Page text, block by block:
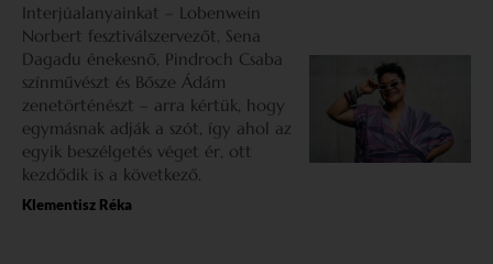
Interjúalanyainkat – Lobenwein
Norbert fesztiválszervezőt, Sena
Dagadu énekesnő, Pindroch Csaba
színművészt és Bősze Ádám
zenetörténészt – arra kértük, hogy
egymásnak adják a szót, így ahol az
egyik beszélgetés véget ér, ott
kezdődik is a következő.
Klementisz Réka